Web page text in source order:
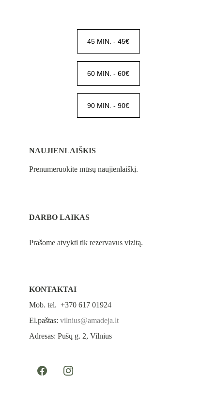
45 MIN. - 45€
60 MIN. - 60€
90 MIN. - 90€
NAUJIENLAIŠKIS
Prenumeruokite mūsų naujienlaiškį.
DARBO LAIKAS
KONTAKTAI
Mob. tel.  +370 617 01924
El.paštas: vilnius@amadeja.lt
Adresas: Pušų g. 2, Vilnius
Prašome atvykti tik rezervavus vizitą.